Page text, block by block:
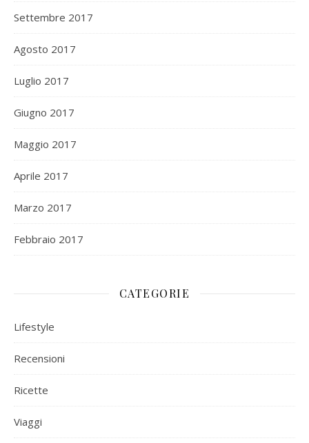
Settembre 2017
Agosto 2017
Luglio 2017
Giugno 2017
Maggio 2017
Aprile 2017
Marzo 2017
Febbraio 2017
CATEGORIE
Lifestyle
Recensioni
Ricette
Viaggi